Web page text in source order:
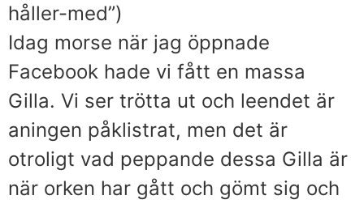
håller-med”)
Idag morse när jag öppnade
Facebook hade vi fått en massa
Gilla. Vi ser trötta ut och leendet är
aningen påklistrat, men det är
otroligt vad peppande dessa Gilla är
när orken har gått och gömt sig och